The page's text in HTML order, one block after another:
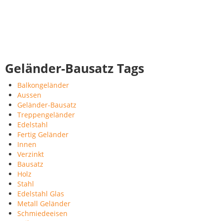
Geländer-Bausatz Tags
Balkongeländer
Aussen
Geländer-Bausatz
Treppengeländer
Edelstahl
Fertig Geländer
Innen
Verzinkt
Bausatz
Holz
Stahl
Edelstahl Glas
Metall Geländer
Schmiedeeisen